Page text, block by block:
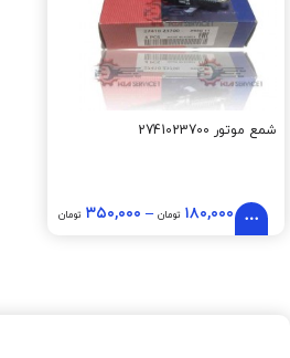
شمع موتور 2741023700
۱۸۰,۰۰۰ تومان– ۳۵۰,۰۰۰ تومان